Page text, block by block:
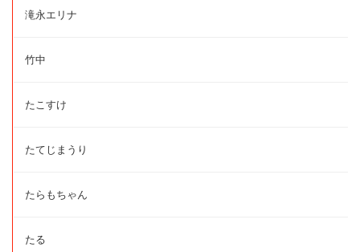
滝永エリナ
竹中
たこすけ
たてじまうり
たらもちゃん
たる